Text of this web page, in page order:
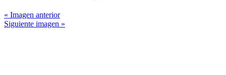
« Imagen anterior
Siguiente imagen »